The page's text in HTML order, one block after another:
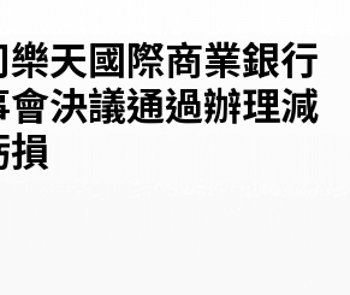
天國際商業銀行
決議通過辦理減
損